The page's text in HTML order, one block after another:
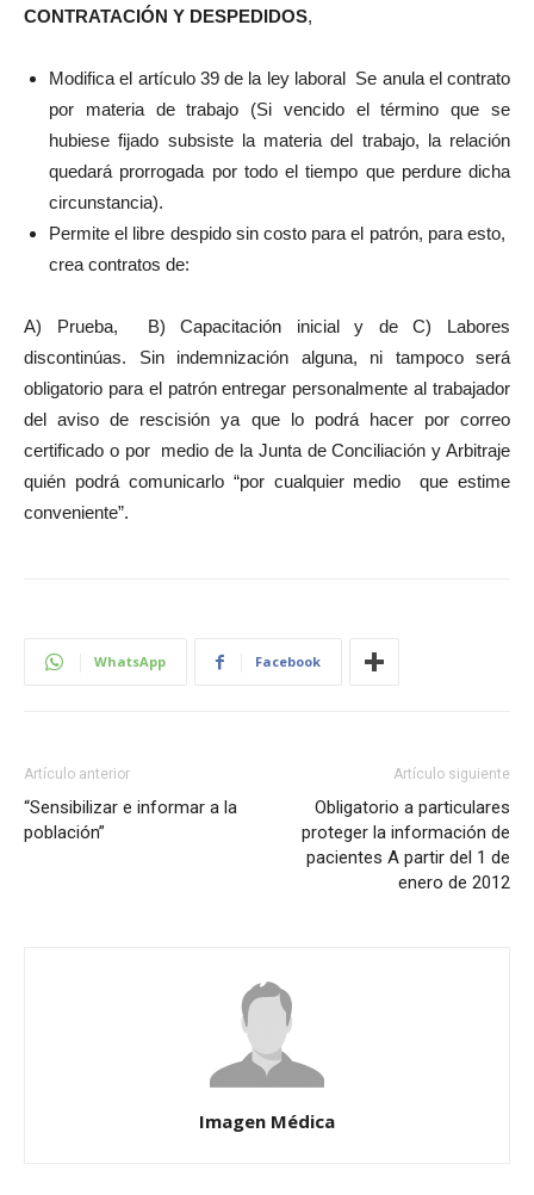
CONTRATACIÓN Y DESPEDIDOS,
Modifica el artículo 39 de la ley laboral Se anula el contrato
por materia de trabajo (Si vencido el término que se
hubiese fijado subsiste la materia del trabajo, la relación
quedará prorrogada por todo el tiempo que perdure dicha
circunstancia).
Permite el libre despido sin costo para el patrón, para esto,
crea contratos de:
A) Prueba, B) Capacitación inicial y de C) Labores
discontinúas. Sin indemnización alguna, ni tampoco será
obligatorio para el patrón entregar personalmente al trabajador
del aviso de rescisión ya que lo podrá hacer por correo
certificado o por medio de la Junta de Conciliación y Arbitraje
quién podrá comunicarlo “por cualquier medio que estime
conveniente”.
WhatsApp Facebook
Artículo anterior
“Sensibilizar e informar a la
población”
Artículo siguiente
Obligatorio a particulares
proteger la información de
pacientes A partir del 1 de
enero de 2012
Imagen Médica